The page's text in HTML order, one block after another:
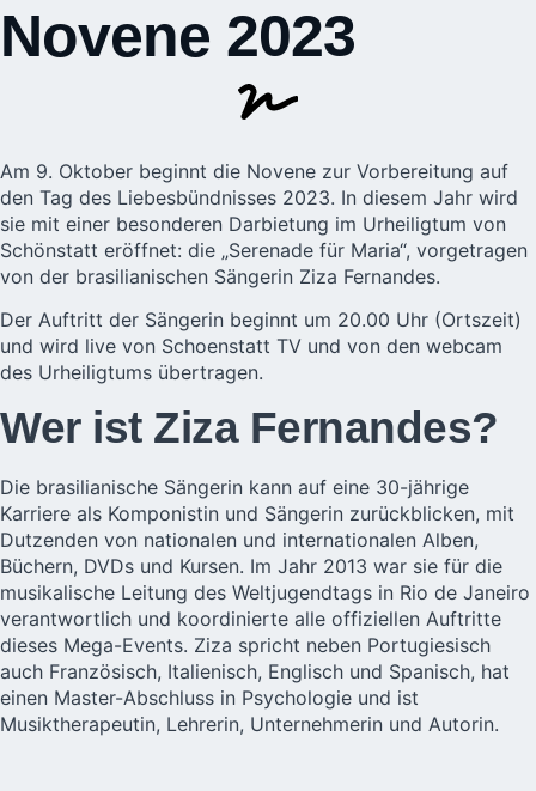
Novene 2023
Am 9. Oktober beginnt die Novene zur Vorbereitung auf
den Tag des Liebesbündnisses 2023. In diesem Jahr wird
sie mit einer besonderen Darbietung im Urheiligtum von
Schönstatt eröffnet: die „Serenade für Maria“, vorgetragen
von der brasilianischen Sängerin Ziza Fernandes.
Der Auftritt der Sängerin beginnt um 20.00 Uhr (Ortszeit)
und wird live von Schoenstatt TV und von den webcam
des Urheiligtums übertragen.
Wer ist Ziza Fernandes?
Die brasilianische Sängerin kann auf eine 30-jährige
Karriere als Komponistin und Sängerin zurückblicken, mit
Dutzenden von nationalen und internationalen Alben,
Büchern, DVDs und Kursen. Im Jahr 2013 war sie für die
musikalische Leitung des Weltjugendtags in Rio de Janeiro
verantwortlich und koordinierte alle offiziellen Auftritte
dieses Mega-Events. Ziza spricht neben Portugiesisch
auch Französisch, Italienisch, Englisch und Spanisch, hat
einen Master-Abschluss in Psychologie und ist
Musiktherapeutin, Lehrerin, Unternehmerin und Autorin.